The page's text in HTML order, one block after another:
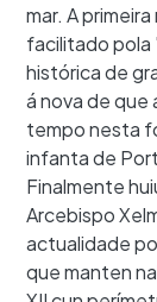
mar. A
facilitado
histórica de
á nova de que
tempo nesta
infanta de
Finalmente
Arcebispo
actualidade
que manten